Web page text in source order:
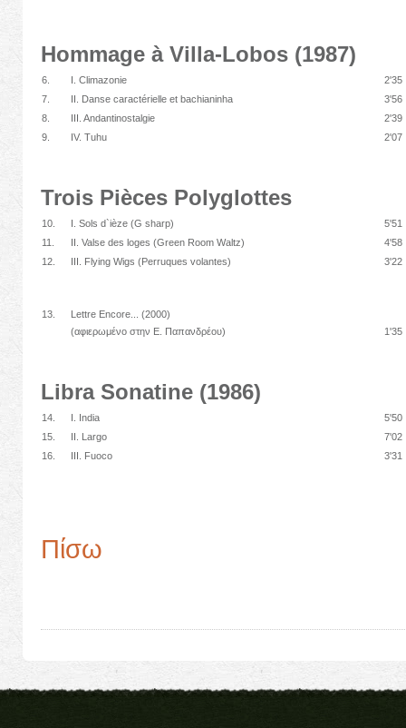
Hommage à Villa-Lobos (1987)
6. I. Climazonie
2'35
7.
II. Danse caractérielle et bachianinha
3'56
8.
III. Andantinostalgie
2'39
9.
IV. Tuhu 2'07
Trois Pièces Polyglottes
10. I. Sols d`ièze (G sharp)
5'51
11.
II. Valse des loges (Green Room Waltz)
4'58
12.
III. Flying Wigs (Perruques volantes) 3'22
13.
Lettre Encore... (2000)
(αφιερωμένο στην Ε. Παπανδρέου)
1'35
Libra Sonatine (1986)
14. I. India
5'50
15.
II. Largo
7'02
16.
III. Fuoco 3'31
Πίσω